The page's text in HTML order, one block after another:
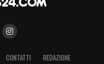
CONTATTI REDAZIONE